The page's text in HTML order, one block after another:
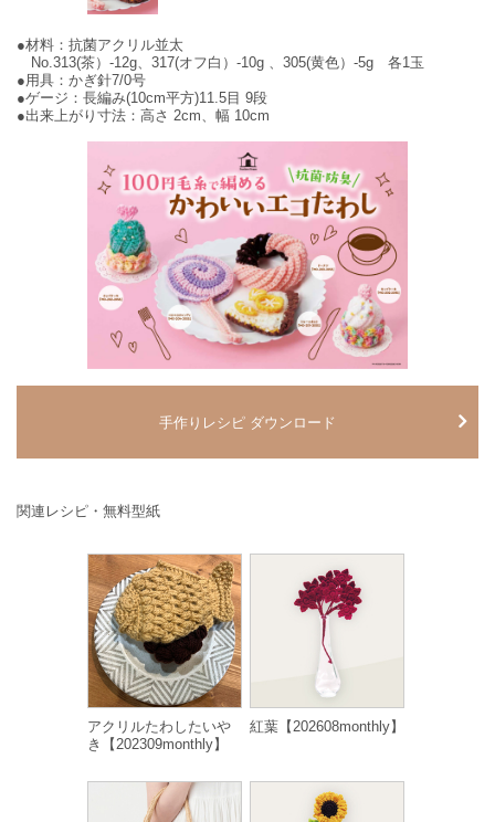
●材料：抗菌アクリル並太
No.313(茶）-12g、317(オフ白）-10g 、305(黄色）-5g 各1玉
●用具：かぎ針7/0号
●ゲージ：長編み(10cm平方)11.5目 9段
●出来上がり寸法：高さ 2cm、幅 10cm
手作りレシピ ダウンロード
関連レシピ・無料型紙
アクリルたわしたいや
き【202309monthly】
紅葉【202608monthly】